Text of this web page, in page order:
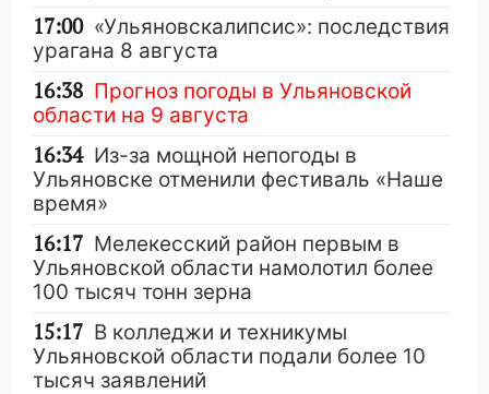
17:00 «Ульяновскалипсис»: последствия
урагана 8 августа
16:38 Прогноз погоды в Ульяновской
области на 9 августа
16:34 Из-за мощной непогоды в
Ульяновске отменили фестиваль «Наше
время»
16:17 Мелекесский район первым в
Ульяновской области намолотил более
100 тысяч тонн зерна
15:17 В колледжи и техникумы
Ульяновской области подали более 10
тысяч заявлений